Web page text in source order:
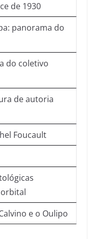
de 1930
panorama do
do coletivo
de autoria
Foucault
e o Oulipo